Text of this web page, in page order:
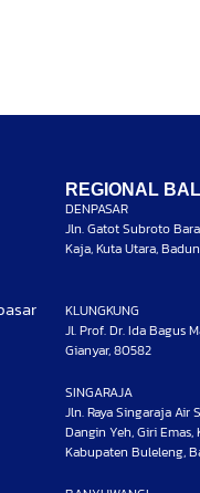
REGIONAL BALI
DENPASAR
Jln. Gatot Subroto
Kaja, Kuta Utara,
KLUNGKUNG
Jl. Prof. Dr. Ida Bagus
Gianyar, 80582
SINGARAJA
Jln. Raya Singaraja Air
Dangin Yeh, Giri Emas,
Kabupaten Buleleng,